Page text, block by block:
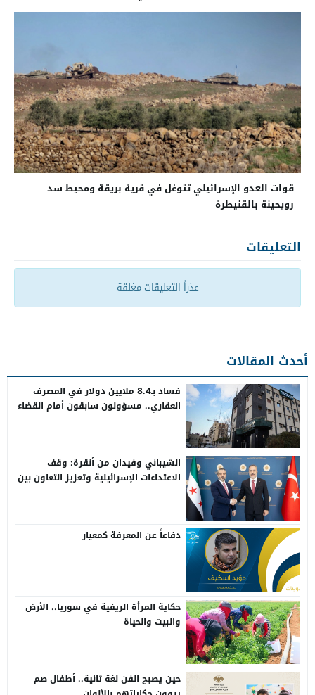
قوات العدو الإسرائيلي تتوغل في قرية بريقة ومحيط سد
رويحينة بالقنيطرة
التعليقات
عذراً التعليقات مغلقة
أحدث المقالات
فساد بـ8.4 ملايين دولار في المصرف
العقاري.. مسؤولون سابقون أمام القضاء
الشيباني وفيدان من أنقرة: وقف
الاعتداءات الإسرائيلية وتعزيز التعاون بين
دفاعاً عن المعرفة كمعيار
حكاية المرأة الريفية في سوريا.. الأرض
والبيت والحياة
حين يصبح الفن لغة ثانية.. أطفال صم